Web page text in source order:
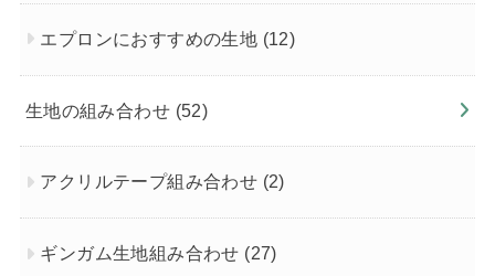
エプロンにおすすめの生地 (12)
生地の組み合わせ (52)
アクリルテープ組み合わせ (2)
ギンガム生地組み合わせ (27)